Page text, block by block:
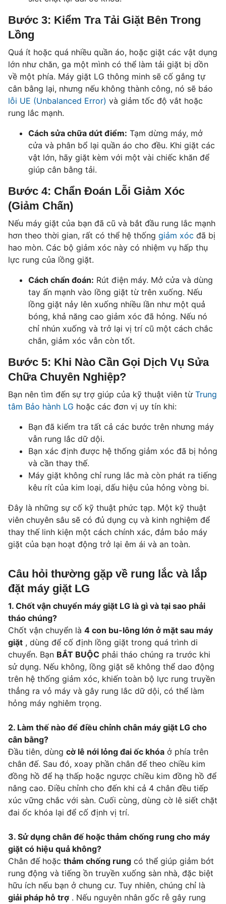
Bước 3: Kiểm Tra Tải Giặt Bên Trong
Lồng
Quá ít hoặc quá nhiều quần áo, hoặc giặt các vật dụng
lớn như chăn, ga một mình có thể làm tải giặt bị dồn
về một phía. Máy giặt LG thông minh sẽ cố gắng tự
cân bằng lại, nhưng nếu không thành công, nó sẽ báo
lỗi UE (Unbalanced Error) và giảm tốc độ vắt hoặc
rung lắc mạnh.
Cách sửa chữa dứt điểm: Tạm dừng máy, mở
cửa và phân bổ lại quần áo cho đều. Khi giặt các
vật lớn, hãy giặt kèm với một vài chiếc khăn để
giúp cân bằng tải.
Bước 4: Chẩn Đoán Lỗi Giảm Xóc
(Giảm Chấn)
Nếu máy giặt của bạn đã cũ và bắt đầu rung lắc mạnh
hơn theo thời gian, rất có thể hệ thống giảm xóc đã bị
hao mòn. Các bộ giảm xóc này có nhiệm vụ hấp thụ
lực rung của lồng giặt.
Cách chẩn đoán: Rút điện máy. Mở cửa và dùng
tay ấn mạnh vào lồng giặt từ trên xuống. Nếu
lồng giặt nảy lên xuống nhiều lần như một quả
bóng, khả năng cao giảm xóc đã hỏng. Nếu nó
chỉ nhún xuống và trở lại vị trí cũ một cách chắc
chắn, giảm xóc vẫn còn tốt.
Bước 5: Khi Nào Cần Gọi Dịch Vụ Sửa
Chữa Chuyên Nghiệp?
Bạn nên tìm đến sự trợ giúp của kỹ thuật viên từ Trung
tâm Bảo hành LG hoặc các đơn vị uy tín khi:
Bạn đã kiểm tra tất cả các bước trên nhưng máy
vẫn rung lắc dữ dội.
Bạn xác định được hệ thống giảm xóc đã bị hỏng
và cần thay thế.
Máy giặt không chỉ rung lắc mà còn phát ra tiếng
kêu rít của kim loại, dấu hiệu của hỏng vòng bi.
Đây là những sự cố kỹ thuật phức tạp. Một kỹ thuật
viên chuyên sâu sẽ có đủ dụng cụ và kinh nghiệm để
thay thế linh kiện một cách chính xác, đảm bảo máy
giặt của bạn hoạt động trở lại êm ái và an toàn.
Câu hỏi thường gặp về rung lắc và lắp
đặt máy giặt LG
1. Chốt vận chuyển máy giặt LG là gì và tại sao phải
tháo chúng?
Chốt vận chuyển là 4 con bu-lông lớn ở mặt sau máy
giặt , dùng để cố định lồng giặt trong quá trình di
chuyển. Bạn BẮT BUỘC phải tháo chúng ra trước khi
sử dụng. Nếu không, lồng giặt sẽ không thể dao động
trên hệ thống giảm xóc, khiến toàn bộ lực rung truyền
thẳng ra vỏ máy và gây rung lắc dữ dội, có thể làm
hỏng máy nghiêm trọng.
2. Làm thế nào để điều chỉnh chân máy giặt LG cho
cân bằng?
Đầu tiên, dùng cờ lê nới lỏng đai ốc khóa ở phía trên
chân đế. Sau đó, xoay phần chân đế theo chiều kim
đồng hồ để hạ thấp hoặc ngược chiều kim đồng hồ để
nâng cao. Điều chỉnh cho đến khi cả 4 chân đều tiếp
xúc vững chắc với sàn. Cuối cùng, dùng cờ lê siết chặt
đai ốc khóa lại để cố định vị trí.
3. Sử dụng chân đế hoặc thảm chống rung cho máy
giặt có hiệu quả không?
Chân đế hoặc thảm chống rung có thể giúp giảm bớt
rung động và tiếng ồn truyền xuống sàn nhà, đặc biệt
hữu ích nếu bạn ở chung cư. Tuy nhiên, chúng chỉ là
giải pháp hỗ trợ . Nếu nguyên nhân gốc rễ gây rung